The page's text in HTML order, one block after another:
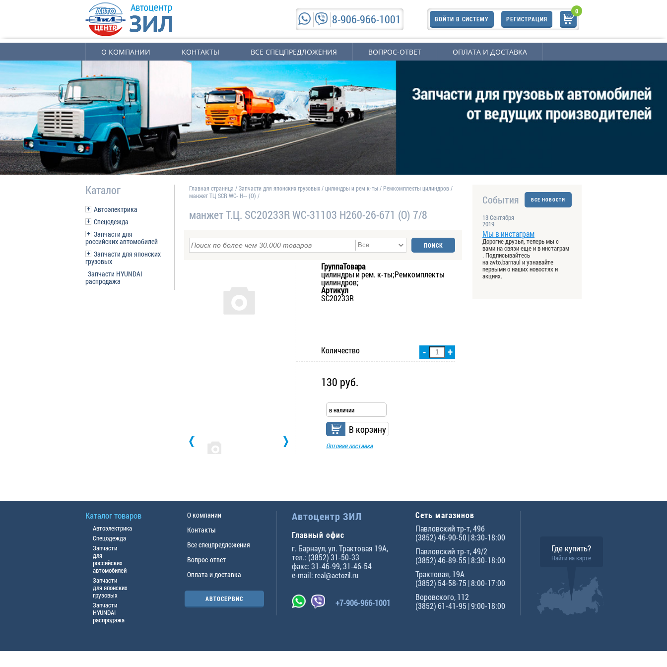
8-906-966-1001
0
ВОЙТИ В СИСТЕМУ РЕГИСТРАЦИЯ
О КОМПАНИИ КОНТАКТЫ ВСЕ СПЕЦПРЕДЛОЖЕНИЯ ВОПРОС-ОТВЕТ ОПЛАТА И ДОСТАВКА
Каталог
Автоэлектрика
Спецодежда
Запчасти для
российских автомобилей
Запчасти для японских
грузовых
Запчасти HYUNDAI
распродажа
ВСЕ НОВОСТИ
События
13 Сентября
2019
Мы в инстаграм
Дорогие друзья, теперь мы с
вами на связи еще и в инстаграм
. Подписывайтесь
на avto.barnaul и узнавайте
первыми о наших новостях и
акциях.
Главная страница /Запчасти для японских грузовых/цилиндры и рем к-ты/ Ремкомплекты цилиндров/
манжет ТЦ SCR WC- H-- (O) /
манжет Т.Ц. SC20233R WC-31103 H260-26-671 (O) 7/8
ГруппаТовара
цилиндры и рем. к-ты;Ремкомплекты
цилиндров;
Артикул
SC20233R
+
-
Количество
130 руб.
в наличии
В корзину
Оптовая поставка
Каталог товаров
Автоэлектрика
Спецодежда
Запчасти
для
российских
автомобилей
Запчасти
для японских
грузовых
Запчасти
HYUNDAI
распродажа
О компании
Контакты
Все спецпредложения
Вопрос-ответ
Оплата и доставка
АВТОСЕРВИС
Автоцентр ЗИЛ
Главный офис
г. Барнаул,ул. Трактовая 19А,
тел.: (3852) 31-50-33
факс:31-46-99,31-46-54
e-mail: real@actozil.ru
+7-906-966-1001
Сеть магазинов
Павловский тр-т, 49б
(3852) 46-90-50 | 8:30-18:00
Павловский тр-т, 49/2
(3852) 46-89-55 | 8:30-18:00
Трактовая, 19А
(3852) 54-58-75 | 8:00-17:00
Воровского, 112
(3852) 61-41-95 | 9:00-18:00
Где купить?
Найти на карте